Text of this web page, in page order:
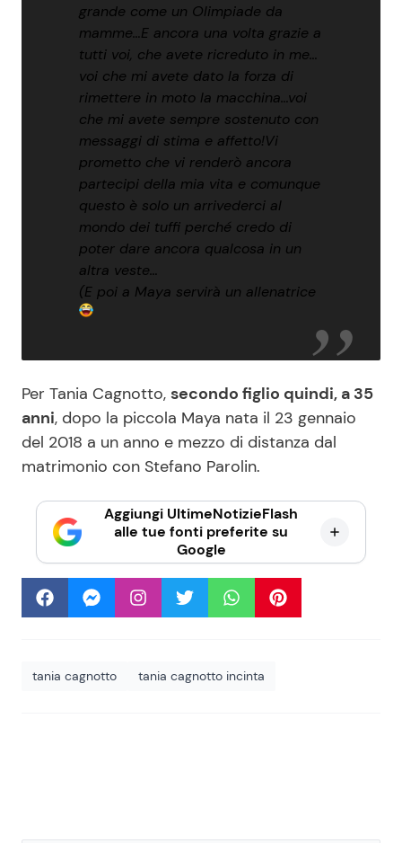
grande come un Olimpiade da
mamme…E ancora una volta grazie a
tutti voi, che avete ricreduto in me…
voi che mi avete dato la forza di
rimettere in moto la macchina…voi
che mi avete sempre sostenuto con
messaggi di stima e affetto!Vi
prometto che vi renderò ancora
partecipi della mia vita e comunque
questo è solo un arrivederci al
mondo dei tuffi perché credo di
poter dare ancora qualcosa in un
altra veste…
(E poi a Maya servirà un allenatrice
Per Tania Cagnotto, secondo figlio quindi, a 35
anni, dopo la piccola Maya nata il 23 gennaio
del 2018 a un anno e mezzo di distanza dal
matrimonio con Stefano Parolin.
Aggiungi UltimeNotizieFlash
alle tue fonti preferite su
Google
tania cagnotto tania cagnotto incinta